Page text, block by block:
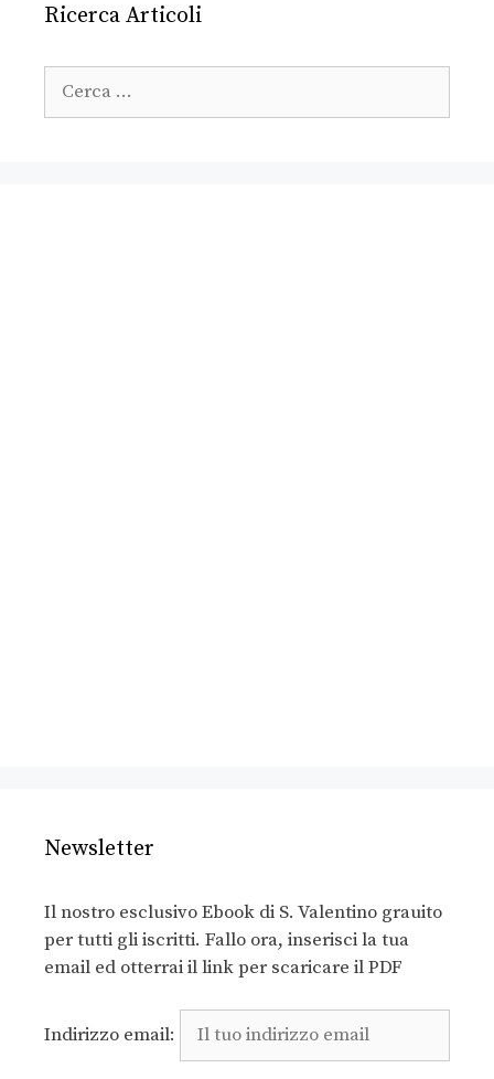
Ricerca Articoli
Newsletter
Il nostro esclusivo Ebook di S. Valentino grauito
per tutti gli iscritti. Fallo ora, inserisci la tua
email ed otterrai il link per scaricare il PDF
Indirizzo email: